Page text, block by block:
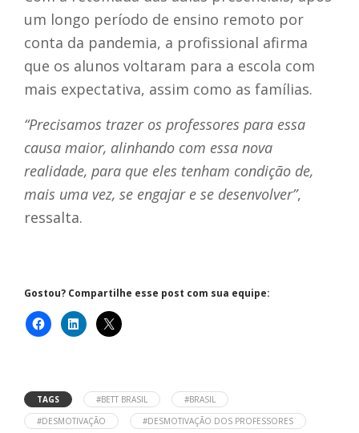
um longo período de ensino remoto por
conta da pandemia, a profissional afirma
que os alunos voltaram para a escola com
mais expectativa, assim como as famílias.
“Precisamos trazer os professores para essa
causa maior, alinhando com essa nova
realidade, para que eles tenham condição de,
mais uma vez, se engajar e se desenvolver”,
ressalta.
Gostou? Compartilhe esse post com sua equipe:
TAGS #BETT BRASIL
#BRASIL
#DESMOTIVAÇÃO
#DESMOTIVAÇÃO DOS PROFESSORES